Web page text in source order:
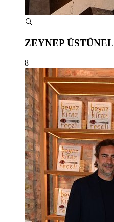
ZEYNEP ÜSTÜNEL
8